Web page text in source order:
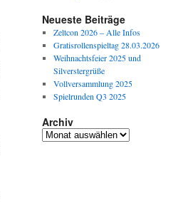
Neueste Beiträge
Zeltcon 2026 – Alle Infos
Gratisrollenspieltag 28.03.2026
Weihnachtsfeier 2025 und
Silverstergrüße
Vollversammlung 2025
Spielrunden Q3 2025
Archiv